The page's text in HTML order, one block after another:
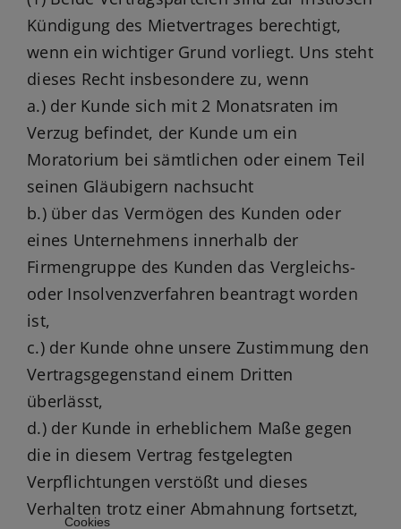
Kündigung des Mietvertrages berechtigt,
wenn ein wichtiger Grund vorliegt. Uns steht
dieses Recht insbesondere zu, wenn
a.) der Kunde sich mit 2 Monatsraten im
Verzug befindet, der Kunde um ein
Moratorium bei sämtlichen oder einem Teil
seinen Gläubigern nachsucht
b.) über das Vermögen des Kunden oder
eines Unternehmens innerhalb der
Firmengruppe des Kunden das Vergleichs-
oder Insolvenzverfahren beantragt worden
ist,
c.) der Kunde ohne unsere Zustimmung den
Vertragsgegenstand einem Dritten
überlässt,
d.) der Kunde in erheblichem Maße gegen
die in diesem Vertrag festgelegten
Verpflichtungen verstößt und dieses
Verhalten trotz einer Abmahnung fortsetzt,
Cookies